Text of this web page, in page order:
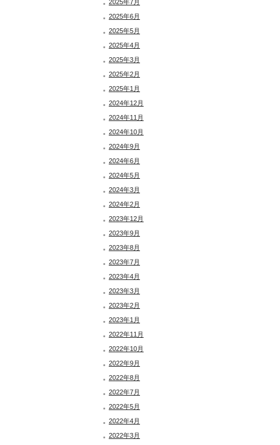
2025年7月
2025年6月
2025年5月
2025年4月
2025年3月
2025年2月
2025年1月
2024年12月
2024年11月
2024年10月
2024年9月
2024年6月
2024年5月
2024年3月
2024年2月
2023年12月
2023年9月
2023年8月
2023年7月
2023年4月
2023年3月
2023年2月
2023年1月
2022年11月
2022年10月
2022年9月
2022年8月
2022年7月
2022年5月
2022年4月
2022年3月